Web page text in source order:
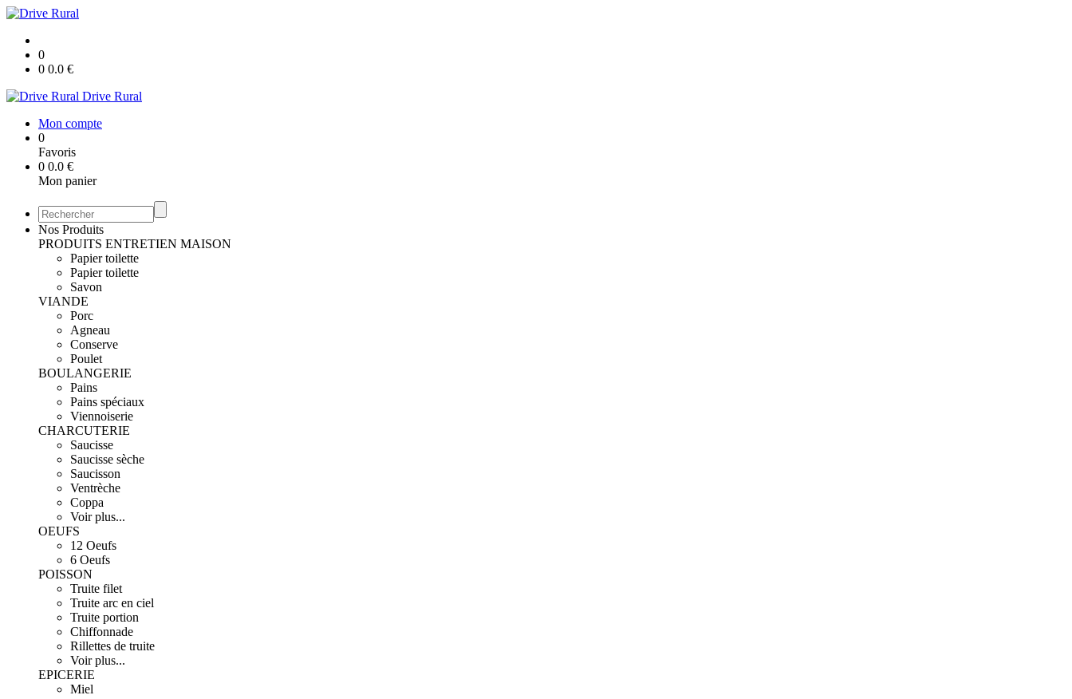
0
0 0.0 €
Drive Rural
Mon compte
0
Favoris
0 0.0 €
Mon panier
Nos Produits
PRODUITS ENTRETIEN MAISON
Papier toilette
Papier toilette
Savon
VIANDE
Porc
Agneau
Conserve
Poulet
BOULANGERIE
Pains
Pains spéciaux
Viennoiserie
CHARCUTERIE
Saucisse
Saucisse sèche
Saucisson
Ventrèche
Coppa
Voir plus...
OEUFS
12 Oeufs
6 Oeufs
POISSON
Truite filet
Truite arc en ciel
Truite portion
Chiffonnade
Rillettes de truite
Voir plus...
EPICERIE
Miel